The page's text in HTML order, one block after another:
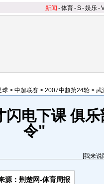
新闻 -体育-S-娱乐-
球 > 中超联赛 > 2007中超第24轮 > 武
闪电下课 俱
令"
[我来说
源：荆楚网-体育周报